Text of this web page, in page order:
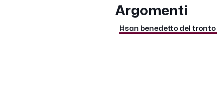
Argomenti
#san benedetto del tronto